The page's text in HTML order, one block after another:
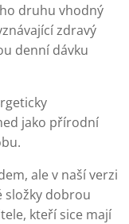
druhu vhodný
zdravý
denní dávku
jako přírodní
ale v naší verzi
dobrou
kteří sice mají